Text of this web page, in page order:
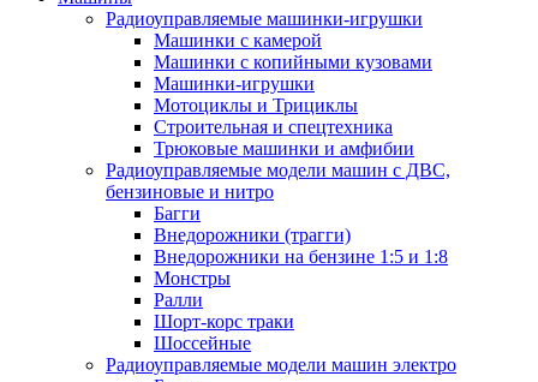
Радиоуправляемые машинки-игрушки
Машинки с камерой
Машинки с копийными кузовами
Машинки-игрушки
Мотоциклы и Трициклы
Строительная и спецтехника
Трюковые машинки и амфибии
Радиоуправляемые модели машин с ДВС,
бензиновые и нитро
Багги
Внедорожники (трагги)
Внедорожники на бензине 1:5 и 1:8
Монстры
Ралли
Шорт-корс траки
Шоссейные
Радиоуправляемые модели машин электро